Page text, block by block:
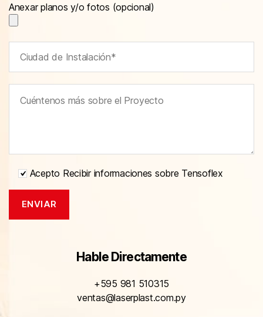
Anexar planos y/o fotos (opcional)
Acepto Recibir informaciones sobre Tensoflex
Hable Directamente
+595 981 510315
ventas@laserplast.com.py